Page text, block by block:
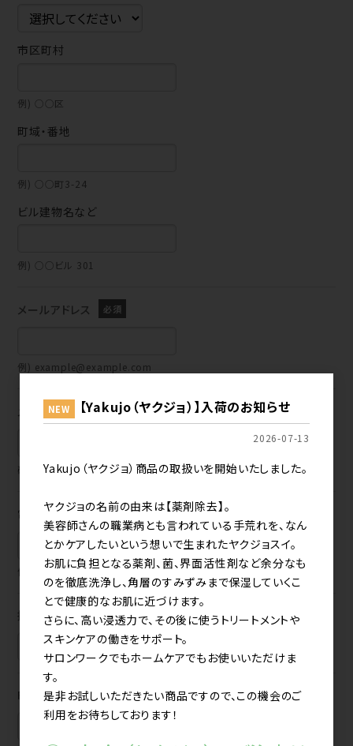
市区町村
例) ○○区
町域・番地
例) ○○町3-24
ビル建物名など
例) ○○ビル 301
メールアドレス
例) example@example.com
メールアドレス再入力
確認のためもう一度入力してください。
電話番号
-
-
例) 03-0000-0000
携帯番号
-
-
FAX番号
-
NEW 【Yakujo（ヤクジョ）】入荷のお知らせ
2026-07-13
Yakujo（ヤクジョ）商品の取扱いを開始いたしました。
ヤクジョの名前の由来は【薬剤除去】。
美容師さんの職業病とも言われている手荒れを、なん
とかケアしたいという想いで生まれたヤクジョスイ。
お肌に負担となる薬剤、菌、界面活性剤など余分なも
のを徹底洗浄し、角層のすみずみまで保湿していくこ
とで健康的なお肌に近づけます。
さらに、高い浸透力で、その後に使うトリートメントや
スキンケアの働きをサポート。
サロンワークでもホームケアでもお使いいただけま
す。
是非お試しいただきたい商品ですので、この機会のご
利用をお待ちしております！